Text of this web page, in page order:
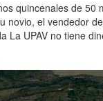
quincenales de 50
novio, el vendedor
La UPAV no tiene